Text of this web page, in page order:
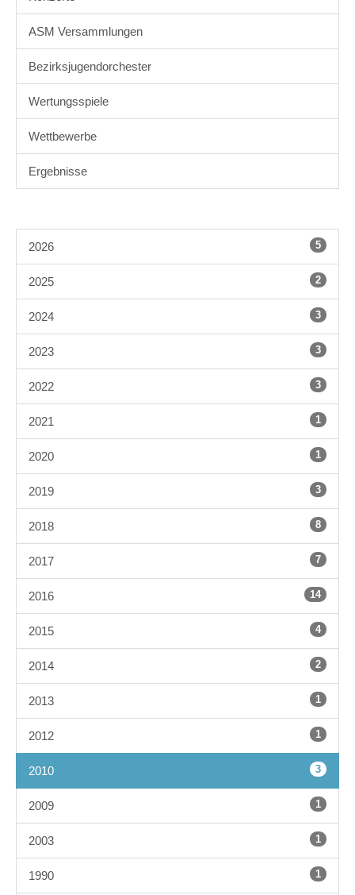
ASM Versammlungen
Bezirksjugendorchester
Wertungsspiele
Wettbewerbe
Ergebnisse
2026 5
2025 2
2024 3
2023 3
2022 3
2021 1
2020 1
2019 3
2018 8
2017 7
2016 14
2015 4
2014 2
2013 1
2012 1
2010 3
2009 1
2003 1
1990 1